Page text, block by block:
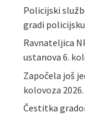
Policijski
gradi
Ravnateljica
ustanova 6.
Započela još
kolovoza 2026.
Čestitka